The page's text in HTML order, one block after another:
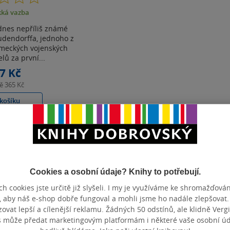
z
5 vazba
nepříliš známé
jednoho z
vojenských
za první...
Kč
365 Kč
seznamu
Zobrazeno 3 z 3
Cookies a osobní údaje? Knihy to potřebují.
cookies jste určitě již slyšeli. I my je využíváme ke
náš e-shop dobře fungoval a mohli jsme ho nadále zlepšovat.
lepší a cílenější reklamu. Žádných 50 odstínů, ale klidně
může předat marketingovým platformám i některé vaše osobní